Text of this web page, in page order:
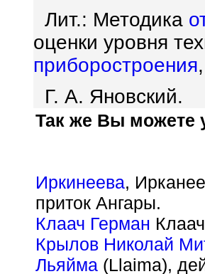
Лит.: Методика
оценки уровня
приборостроения
Г. А. Яновский.
Так же Вы можете
Иркинеева,
приток Ангары.
Клаач Герман
Крылов Николай
Льяйма (Llaima),